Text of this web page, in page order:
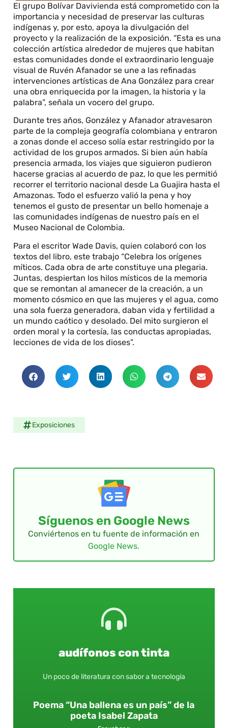
El grupo Bolívar Davivienda está comprometido con la
importancia y necesidad de preservar las culturas
indígenas y, por esto, apoya la divulgación del
proyecto y la realización de la exposición. “Esta es una
colección artística alrededor de mujeres que habitan
estas comunidades donde el extraordinario lenguaje
visual de Ruvén Afanador se une a las refinadas
intervenciones artísticas de Ana González para crear
una obra enriquecida por la imagen, la historia y la
palabra”, señala un vocero del grupo.
Durante tres años, González y Afanador atravesaron
parte de la compleja geografía colombiana y entraron
a zonas donde el acceso solía estar restringido por la
actividad de los grupos armados. Si bien aún había
presencia armada, los viajes que siguieron pudieron
hacerse gracias al acuerdo de paz, lo que les permitió
recorrer el territorio nacional desde La Guajira hasta el
Amazonas. Todo el esfuerzo valió la pena y hoy
tenemos el gusto de presentar un bello homenaje a
las comunidades indígenas de nuestro país en el
Museo Nacional de Colombia.
Para el escritor Wade Davis, quien colaboró con los
textos del libro, este trabajo “Celebra los orígenes
míticos. Cada obra de arte constituye una plegaria.
Juntas, despiertan los hilos místicos de la memoria
que se remontan al amanecer de la creación, a un
momento cósmico en que las mujeres y el agua, como
una sola fuerza generadora, daban vida y fertilidad a
un mundo caótico y desolado. Del mito surgieron el
orden moral y la cortesía, las conductas apropiadas,
lecciones de vida de los dioses”.
Exposiciones
Síguenos en Google News
Conviértenos en tu fuente de información en
Google News.
audífonos con tinta
Un poco de literatura con sabor a tecnología
Poema “Una ballena es un país” de la
poeta Isabel Zapata